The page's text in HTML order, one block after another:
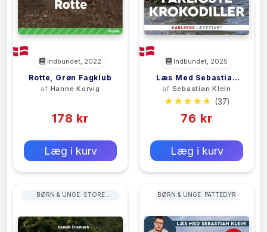
Indbundet, 2022
Rotte, Grøn Fagklub
af Hanne Korvig
178 kr
Læg i kurv
Indbundet, 2025
Læs Med Sebastian
Klein - Verdens
Farligste Krokodiller
af Sebastian Klein
(37)
76 kr
Læg i kurv
BØRN & UNGE: STORE
BØRN & UNGE: PATTEDYR